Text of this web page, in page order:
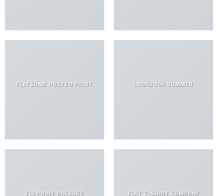
LOOKBOOK SUMMER
FLATSOME POSTER PRINT
FLAT T-SHIRT COMPANY
FL3 PRINT PACKAGE